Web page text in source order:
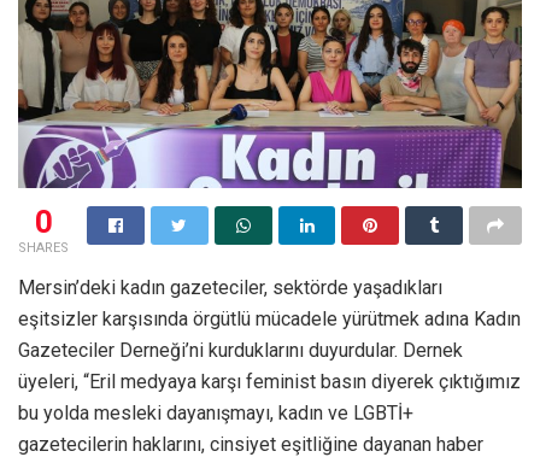
0
SHARES
Mersin’deki kadın gazeteciler, sektörde yaşadıkları
eşitsizler karşısında örgütlü mücadele yürütmek adına Kadın
Gazeteciler Derneği’ni kurduklarını duyurdular. Dernek
üyeleri, “Eril medyaya karşı feminist basın diyerek çıktığımız
bu yolda mesleki dayanışmayı, kadın ve LGBTİ+
gazetecilerin haklarını, cinsiyet eşitliğine dayanan haber